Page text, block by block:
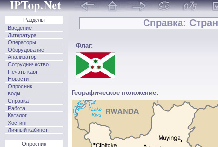
Разделы
Введение
Литература
Операторы
Оборудование
Анализатор
Сотрудничество
Печать карт
Новости
Опросник
Коды
Справка
Работа
Каталог
Хостинг
Личный кабинет
Опросник
Справка:
Флаг:
Георафическое положение: